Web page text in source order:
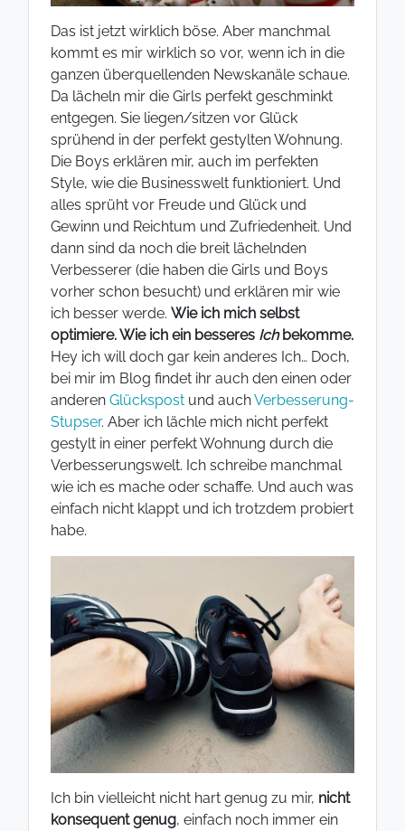
Das ist jetzt wirklich böse. Aber manchmal
kommt es mir wirklich so vor, wenn ich in die
ganzen überquellenden Newskanäle schaue.
Da lächeln mir die Girls perfekt geschminkt
entgegen. Sie liegen/sitzen vor Glück
sprühend in der perfekt gestylten Wohnung.
Die Boys erklären mir, auch im perfekten
Style, wie die Businesswelt funktioniert. Und
alles sprüht vor Freude und Glück und
Gewinn und Reichtum und Zufriedenheit. Und
dann sind da noch die breit lächelnden
Verbesserer (die haben die Girls und Boys
vorher schon besucht) und erklären mir wie
ich besser werde. Wie ich mich selbst
optimiere. Wie ich ein besseres Ichbekomme.
Hey ich will doch gar kein anderes Ich… Doch,
bei mir im Blog findet ihr auch den einen oder
anderen Glückspost und auchVerbesserung-
Stupser. Aber ich lächle mich nicht perfekt
gestylt in einer perfekt Wohnung durch die
Verbesserungswelt. Ich schreibe manchmal
wie ich es mache oder schaffe. Und auch was
einfach nicht klappt und ich trotzdem probiert
habe.
Ich bin vielleicht nicht hart genug zu mir, nicht
konsequent genug, einfach noch immer ein